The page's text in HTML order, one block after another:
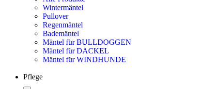
Wintermäntel
Pullover
Regenmäntel
Bademäntel
Mäntel für BULLDOGGEN
Mäntel für DACKEL
Mäntel für WINDHUNDE
Pflege